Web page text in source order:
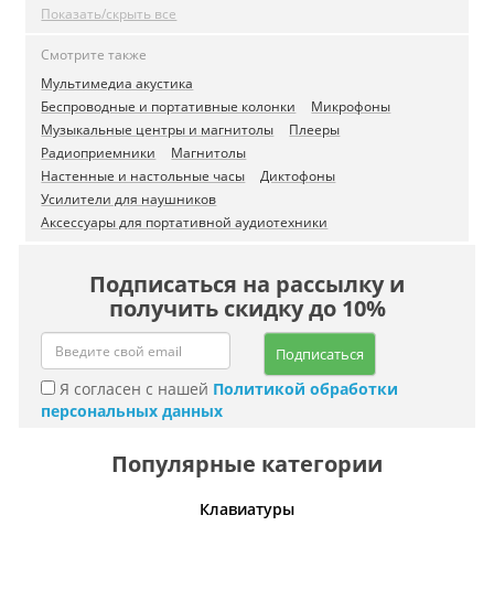
Показать/скрыть все
Смотрите также
Мультимедиа акустика
Беспроводные и портативные колонки
Микрофоны
Музыкальные центры и магнитолы
Плееры
Радиоприемники
Магнитолы
Настенные и настольные часы
Диктофоны
Усилители для наушников
Аксессуары для портативной аудиотехники
Подписаться на рассылку и
получить скидку до 10%
Подписаться
Я согласен с нашей Политикой обработки
персональных данных
Популярные категории
Клавиатуры